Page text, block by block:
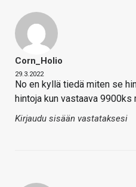
Corn_Holio
29.3.2022
No en kyllä tiedä miten se
hintoja kun vastaava
Kirjaudu sisään vastataksesi